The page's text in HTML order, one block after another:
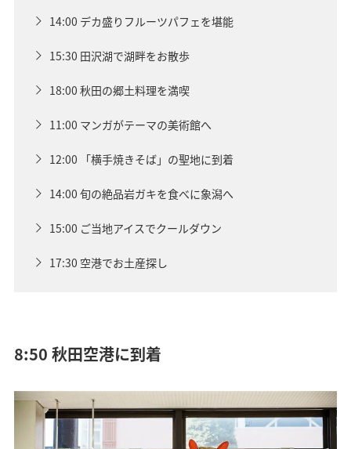
14:00 デカ盛りフルーツパフェを堪能
15:30 田沢湖で湖畔をお散歩
18:00 秋田の郷土料理を満喫
11:00 マンガがテーマの美術館へ
12:00 「横手焼きそば」の聖地に到着
14:00 旬の絶品岩ガキを食べに象潟へ
15:00 ご当地アイスでクールダウン
17:30 空港でお土産探し
8:50 秋田空港に到着